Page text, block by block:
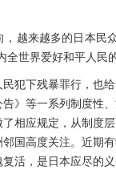
越来越多的日本民
全世界爱好和平人民
犯下残暴罪行，也
》等一系列制度性
相应规定，从制度
国高度关注。近期
活，是日本应尽的